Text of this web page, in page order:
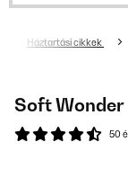
Háztartási cikkek
Soft Wonder
50